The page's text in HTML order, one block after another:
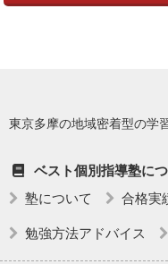
東京多摩の地域密着型の学
ベスト個別指導塾に
塾について
合格実
勉強方法アドバイス